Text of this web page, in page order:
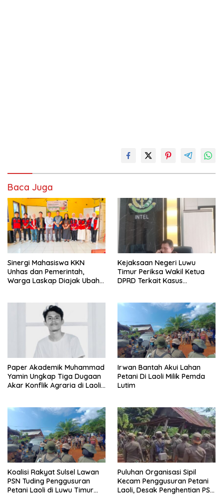
Baca Juga
Sinergi Mahasiswa KKN
Unhas dan Pemerintah,
Warga Laskap Diajak Ubah
Kejaksaan Negeri Luwu
Timur Periksa Wakil Ketua
DPRD Terkait Kasus
Paper Akademik Muhammad
Yamin Ungkap Tiga Dugaan
Akar Konflik Agraria di Laoli
Irwan Bantah Akui Lahan
Petani Di Laoli Milik Pemda
Lutim
Koalisi Rakyat Sulsel Lawan
PSN Tuding Penggusuran
Petani Laoli di Luwu Timur
Puluhan Organisasi Sipil
Kecam Penggusuran Petani
Laoli, Desak Penghentian PSN